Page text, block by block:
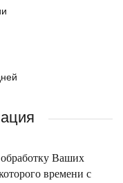
обработку Ваших
времени с